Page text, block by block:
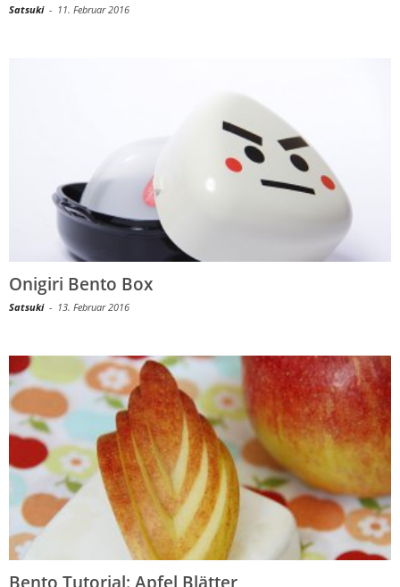
Satsuki - 11. Februar 2016
Onigiri Bento Box
Satsuki - 13. Februar 2016
Bento Tutorial: Apfel Blätter